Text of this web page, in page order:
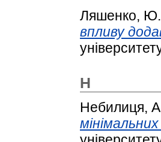
Ляшенко,
впливу
Н
Небилиця,